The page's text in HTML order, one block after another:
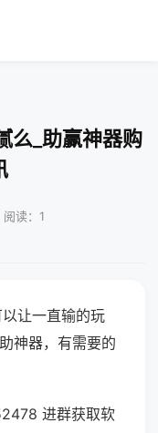
么_助赢神器购
读：1
让一直输的玩
神器，有需要的
进群获取软